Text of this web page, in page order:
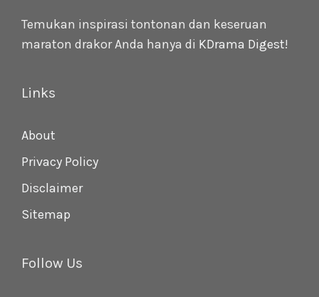
Temukan inspirasi tontonan dan keseruan
maraton drakor Anda hanya di KDrama Digest!
Links
About
Privacy Policy
Disclaimer
Sitemap
Follow Us